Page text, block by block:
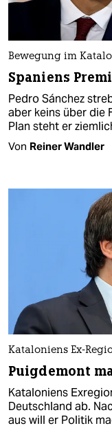
Bewegung im
Spaniens
Pedro Sánchez
aber keins über die
Plan steht er
Von Reiner Wandler
Kataloniens Ex-
Puigdemont
Kataloniens
Deutschland ab.
aus will er Politik